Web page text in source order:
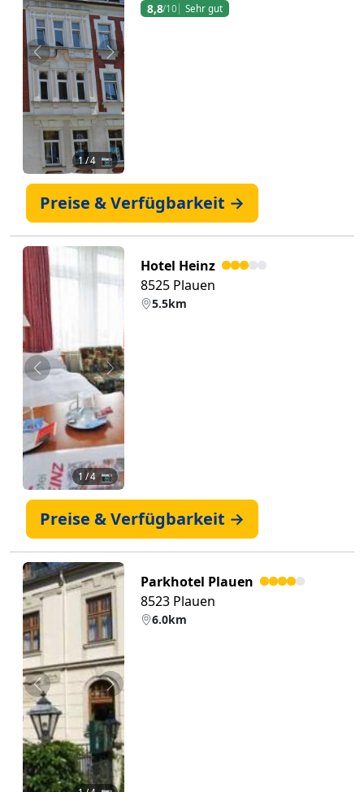
Zurück Weiter
1/ 4 📷
8,8/10 Sehr gut
Preise & Verfügbarkeit →
Zurück Weiter
1/ 4 📷
Hotel Heinz
8525 Plauen
5.5km
Preise & Verfügbarkeit →
Zurück Weiter
Parkhotel Plauen
8523 Plauen
6.0km